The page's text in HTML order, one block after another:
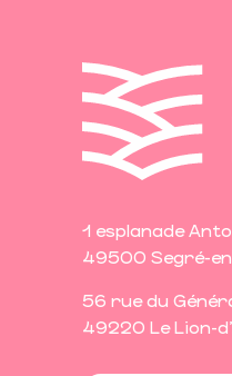
1 esplanade
49500 Segré-
56 rue du
49220 Le Lion-